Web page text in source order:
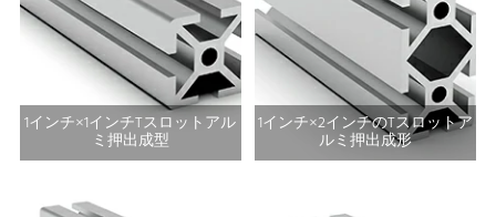
1インチ×1インチTスロットアル
ミ押出成型
1インチ×2インチのTスロットア
ルミ押出成形